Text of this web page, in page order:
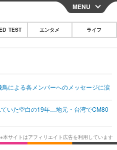
CLOSE
その他
韓国・芸能
グルメ
MENU
TEST エンタメ ライフ
による各メンバーへのメッセージに涙
いた空白の19年…地元・台湾でCM80